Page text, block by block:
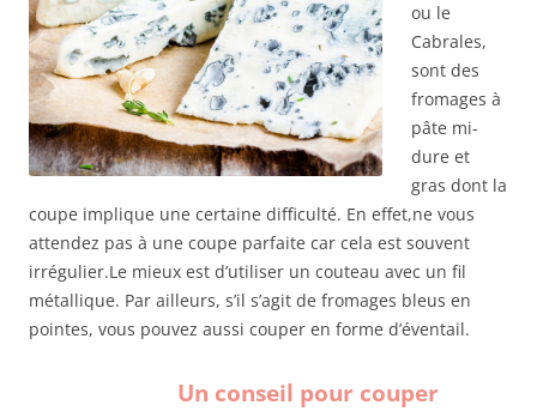
ou le
Cabrales,
sont des
fromages à
pâte mi-
dure et
gras dont la
coupe implique une certaine difficulté. En effet,ne vous
attendez pas à une coupe parfaite car cela est souvent
irrégulier.Le mieux est d’utiliser un couteau avec un fil
métallique. Par ailleurs, s’il s’agit de fromages bleus en
pointes, vous pouvez aussi couper en forme d’éventail.
Un conseil pour couper